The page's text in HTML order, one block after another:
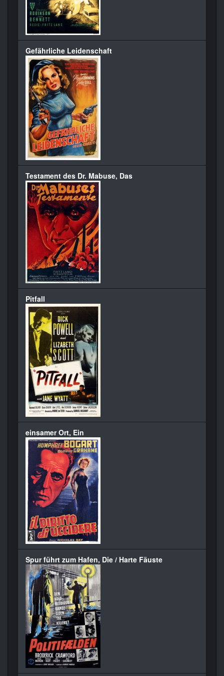
Gefährliche Leidenschaft
Testament des Dr. Mabuse, Das
Pitfall
einsamer Ort, Ein
Spur führt zum Hafen, Die / Harte Fäuste